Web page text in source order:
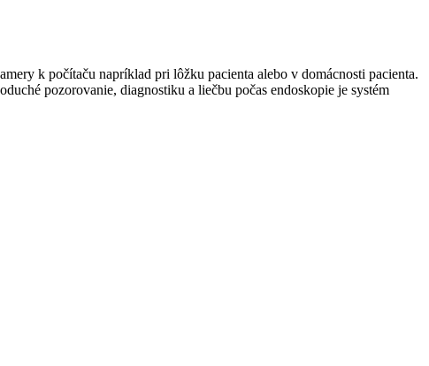
k počítaču napríklad pri lôžku pacienta alebo v domácnosti pacienta.
pozorovanie, diagnostiku a liečbu počas endoskopie je systém